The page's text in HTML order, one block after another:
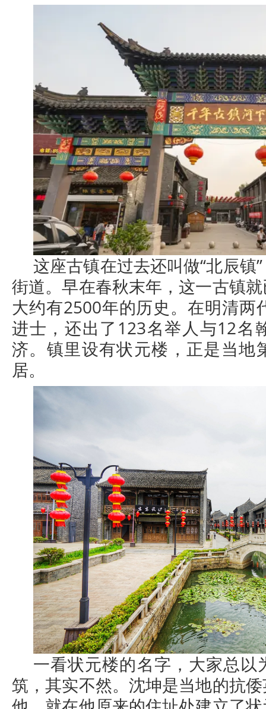
这座古镇在过去还叫做“北辰镇
街道。早在春秋末年，这一古镇
大约有2500年的历史。在明清两
进士，还出了123名举人与12名
济。镇里设有状元楼，正是当地
居。
一看状元楼的名字，大家总以
筑，其实不然。沈坤是当地的抗